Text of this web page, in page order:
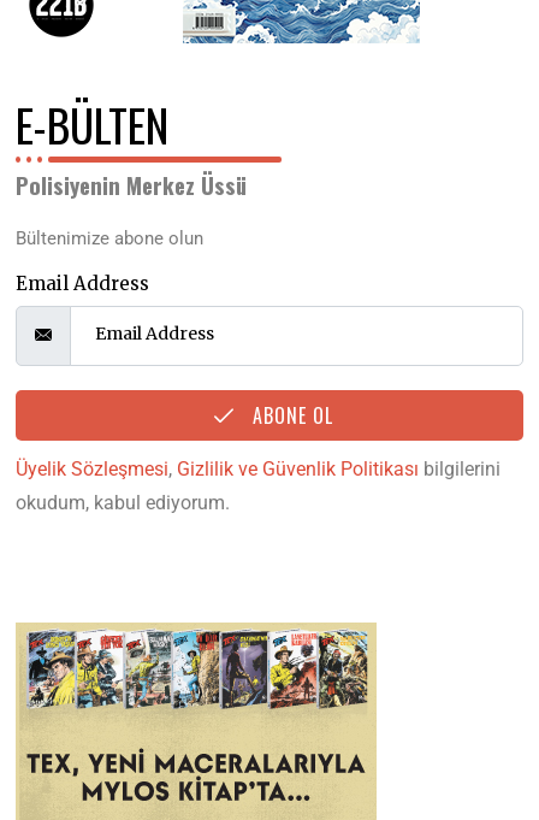
E-BÜLTEN
Polisiyenin Merkez Üssü
Bültenimize abone olun
Email Address
ABONE OL
Üyelik Sözleşmesi, Gizlilik ve Güvenlik Politikası bilgilerini
okudum, kabul ediyorum.